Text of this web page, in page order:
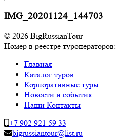
IMG_20201124_144703
© 2026 BigRussianTour
Номер в реестре туроператоров:
Главная
Каталог туров
Корпоративные туры
Новости и события
Наши Контакты
+7 902 921 59 33
bigrussiantour@list.ru